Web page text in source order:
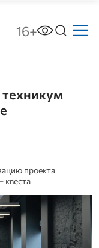
16+
проекта
квеста